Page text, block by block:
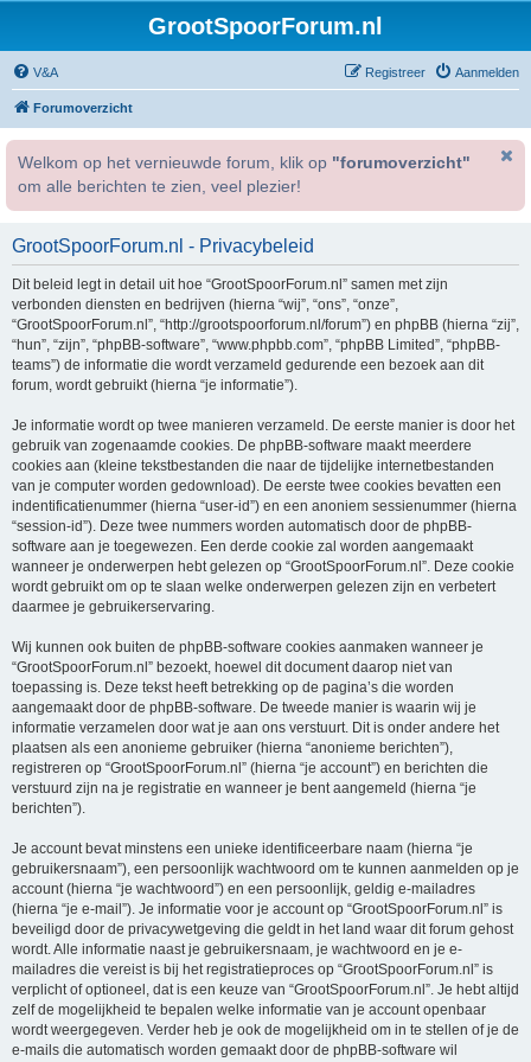
GrootSpoorForum.nl
V&A Aanmelden
Registreer
Forumoverzicht
Welkom op het vernieuwde forum, klik op "forumoverzicht"
om alle berichten te zien, veel plezier!
GrootSpoorForum.nl - Privacybeleid
Dit beleid legt in detail uit hoe “GrootSpoorForum.nl” samen met zijn
verbonden diensten en bedrijven (hierna “wij”, “ons”, “onze”,
“GrootSpoorForum.nl”, “http://grootspoorforum.nl/forum”) en phpBB (hierna “zij”,
“hun”, “zijn”, “phpBB-software”, “www.phpbb.com”, “phpBB Limited”, “phpBB-
teams”) de informatie die wordt verzameld gedurende een bezoek aan dit
forum, wordt gebruikt (hierna “je informatie”).
Je informatie wordt op twee manieren verzameld. De eerste manier is door het
gebruik van zogenaamde cookies. De phpBB-software maakt meerdere
cookies aan (kleine tekstbestanden die naar de tijdelijke internetbestanden
van je computer worden gedownload). De eerste twee cookies bevatten een
indentificatienummer (hierna “user-id”) en een anoniem sessienummer (hierna
“session-id”). Deze twee nummers worden automatisch door de phpBB-
software aan je toegewezen. Een derde cookie zal worden aangemaakt
wanneer je onderwerpen hebt gelezen op “GrootSpoorForum.nl”. Deze cookie
wordt gebruikt om op te slaan welke onderwerpen gelezen zijn en verbetert
daarmee je gebruikerservaring.
Wij kunnen ook buiten de phpBB-software cookies aanmaken wanneer je
“GrootSpoorForum.nl” bezoekt, hoewel dit document daarop niet van
toepassing is. Deze tekst heeft betrekking op de pagina’s die worden
aangemaakt door de phpBB-software. De tweede manier is waarin wij je
informatie verzamelen door wat je aan ons verstuurt. Dit is onder andere het
plaatsen als een anonieme gebruiker (hierna “anonieme berichten”),
registreren op “GrootSpoorForum.nl” (hierna “je account”) en berichten die
verstuurd zijn na je registratie en wanneer je bent aangemeld (hierna “je
berichten”).
Je account bevat minstens een unieke identificeerbare naam (hierna “je
gebruikersnaam”), een persoonlijk wachtwoord om te kunnen aanmelden op je
account (hierna “je wachtwoord”) en een persoonlijk, geldig e-mailadres
(hierna “je e-mail”). Je informatie voor je account op “GrootSpoorForum.nl” is
beveiligd door de privacywetgeving die geldt in het land waar dit forum gehost
wordt. Alle informatie naast je gebruikersnaam, je wachtwoord en je e-
mailadres die vereist is bij het registratieproces op “GrootSpoorForum.nl” is
verplicht of optioneel, dat is een keuze van “GrootSpoorForum.nl”. Je hebt altijd
zelf de mogelijkheid te bepalen welke informatie van je account openbaar
wordt weergegeven. Verder heb je ook de mogelijkheid om in te stellen of je de
e-mails die automatisch worden gemaakt door de phpBB-software wil